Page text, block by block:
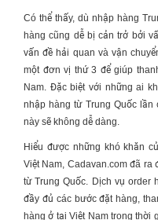
Có thể thấy, dù nhập hàng
hàng cũng dễ bị cản trở bởi
vấn đề hải quan và vận
một đơn vị thứ 3 để giúp
Nam. Đặc biệt với những ai
nhập hàng từ Trung Quốclần
này sẽ không dễ dàng.
Hiểu được những khó khăn
Việt Nam, Cadavan.com đã
từ Trung Quốc. Dịch vụ order
đầy đủ các bước đặt hàng,
hàng ở tại Việt Nam trong thời